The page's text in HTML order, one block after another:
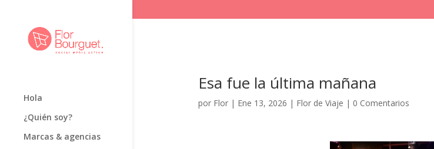
Hola
¿Quién soy?
Marcas & agencias
Esa fue la última mañana
por Flor| Ene 13, 2026 | Flor de Viaje | 0 Comentarios